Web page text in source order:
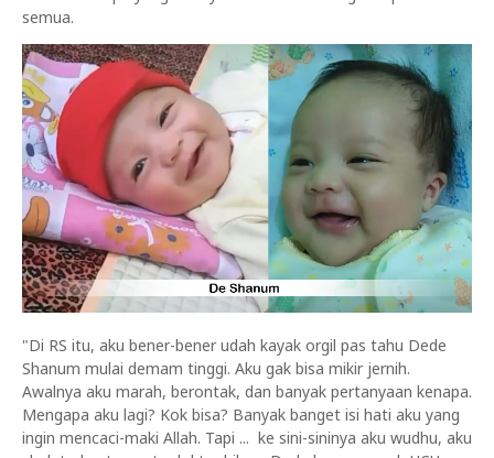
semua.
"Di RS itu, aku bener-bener udah kayak orgil pas tahu Dede
Shanum mulai demam tinggi. Aku gak bisa mikir jernih.
Awalnya aku marah, berontak, dan banyak pertanyaan kenapa.
Mengapa aku lagi? Kok bisa? Banyak banget isi hati aku yang
ingin mencaci-maki Allah. Tapi ... ke sini-sininya aku wudhu, aku